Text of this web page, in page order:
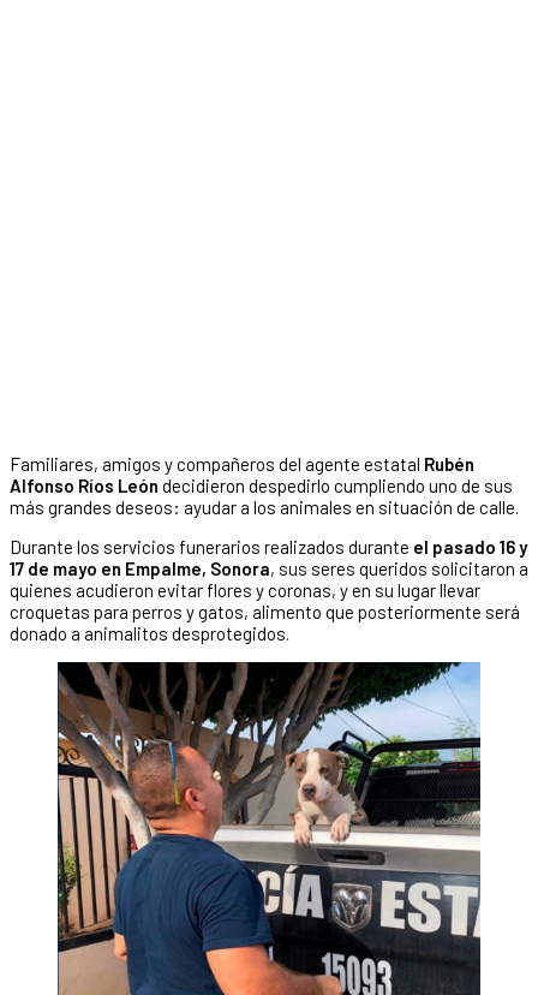
Familiares, amigos y compañeros del agente estatal Rubén
Alfonso Ríos León decidieron despedirlo cumpliendo uno de sus
más grandes deseos: ayudar a los animales en situación de calle.
Durante los servicios funerarios realizados durante el pasado 16 y
17 de mayo en Empalme, Sonora, sus seres queridos solicitaron a
quienes acudieron evitar flores y coronas, y en su lugar llevar
croquetas para perros y gatos, alimento que posteriormente será
donado a animalitos desprotegidos.